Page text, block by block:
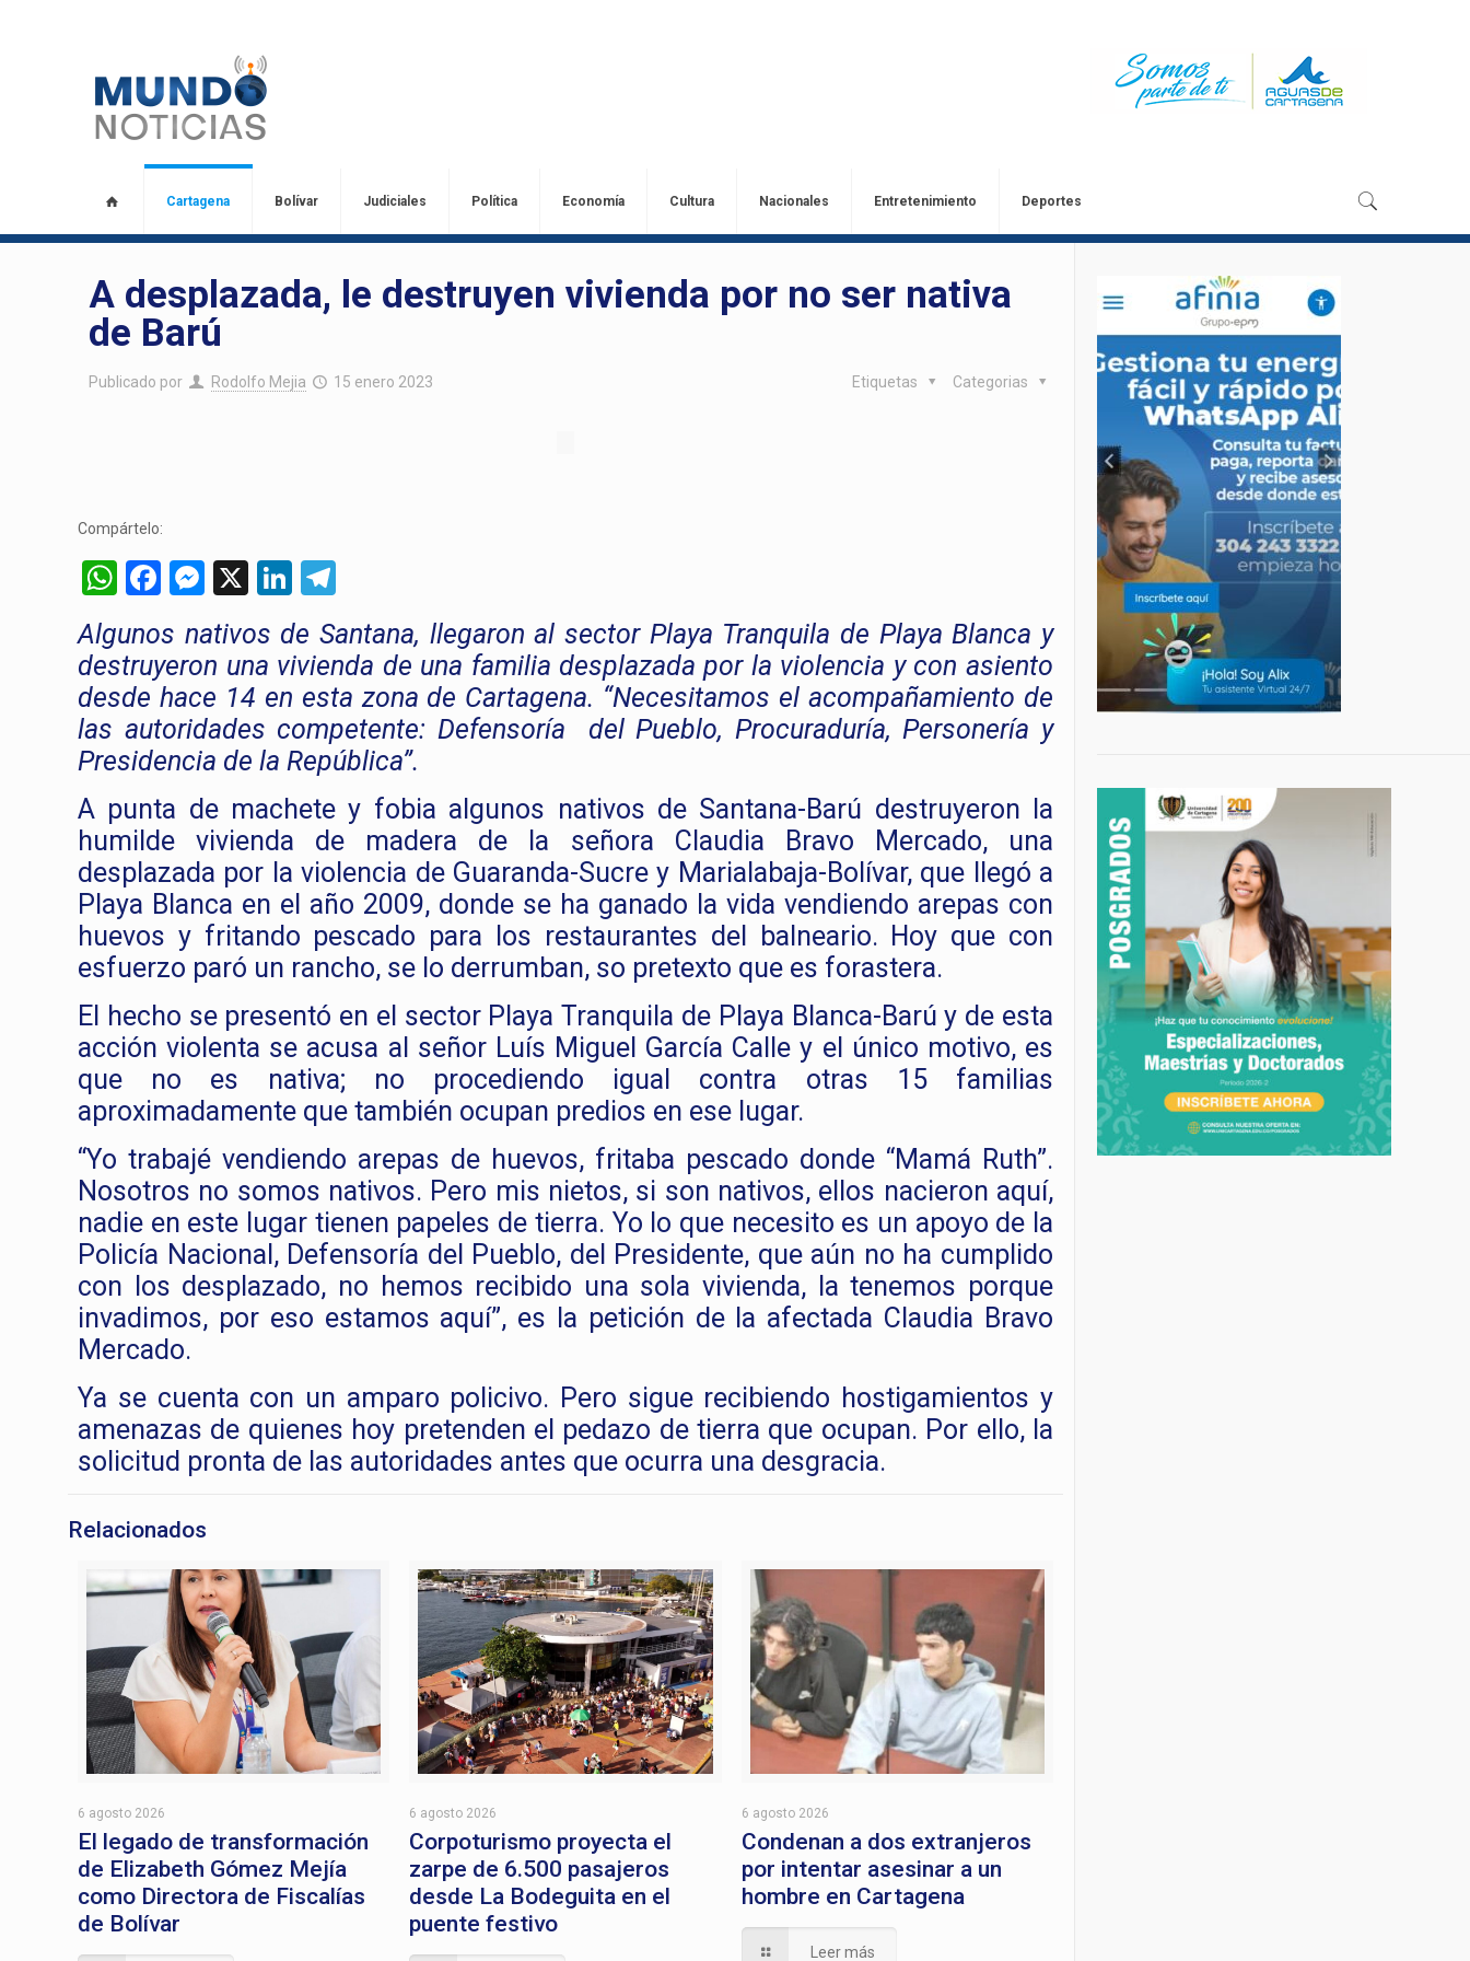
Cartagena Bolívar Judiciales Política Economía Cultura Nacionales Entretenimiento Deportes
A desplazada, le destruyen vivienda por no ser nativa
de Barú
Publicado por Rodolfo Mejia 15 enero 2023 Categorias
Etiquetas
Compártelo:
WhatsApp
Facebook
Messenger
X LinkedIn
Algunos nativos de Santana, llegaron al sector Playa Tranquila de Playa Blanca y
destruyeron una vivienda de una familia desplazada por la violencia y con asiento
desde hace 14 en esta zona de Cartagena. “Necesitamos el acompañamiento de
las autoridades competente: Defensoría del Pueblo, Procuraduría, Personería y
Presidencia de la República”.
A punta de machete y fobia algunos nativos de Santana-Barú destruyeron la
humilde vivienda de madera de la señora Claudia Bravo Mercado, una
desplazada por la violencia de Guaranda-Sucre y Marialabaja-Bolívar, que llegó a
Playa Blanca en el año 2009, donde se ha ganado la vida vendiendo arepas con
huevos y fritando pescado para los restaurantes del balneario. Hoy que con
esfuerzo paró un rancho, se lo derrumban, so pretexto que es forastera.
El hecho se presentó en el sector Playa Tranquila de Playa Blanca-Barú y de esta
acción violenta se acusa al señor Luís Miguel García Calle y el único motivo, es
que no es nativa; no procediendo igual contra otras 15 familias
aproximadamente que también ocupan predios en ese lugar.
“Yo trabajé vendiendo arepas de huevos, fritaba pescado donde “Mamá Ruth”.
Nosotros no somos nativos. Pero mis nietos, si son nativos, ellos nacieron aquí,
nadie en este lugar tienen papeles de tierra. Yo lo que necesito es un apoyo de la
Policía Nacional, Defensoría del Pueblo, del Presidente, que aún no ha cumplido
con los desplazado, no hemos recibido una sola vivienda, la tenemos porque
invadimos, por eso estamos aquí”, es la petición de la afectada Claudia Bravo
Mercado.
Ya se cuenta con un amparo policivo. Pero sigue recibiendo hostigamientos y
amenazas de quienes hoy pretenden el pedazo de tierra que ocupan. Por ello, la
solicitud pronta de las autoridades antes que ocurra una desgracia.
Relacionados
6 agosto 2026
El legado de transformación
de Elizabeth Gómez Mejía
como Directora de Fiscalías
de Bolívar
6 agosto 2026
Corpoturismo proyecta el
zarpe de 6.500 pasajeros
desde La Bodeguita en el
puente festivo
6 agosto 2026
Condenan a dos extranjeros
por intentar asesinar a un
hombre en Cartagena
Leer más